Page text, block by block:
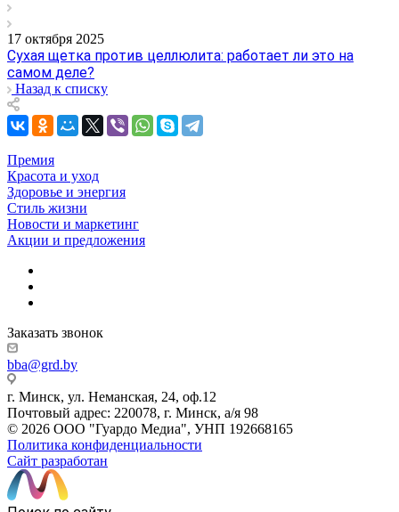
17 октября 2025
Сухая щетка против целлюлита: работает ли это на
самом деле?
Назад к списку
Премия
Красота и уход
Здоровье и энергия
Стиль жизни
Новости и маркетинг
Акции и предложения
Заказать звонок
bba@grd.by
г. Минск, ул. Неманская, 24, оф.12
Почтовый адрес: 220078, г. Минск, а/я 98
© 2026 ООО "Гуардо Медиа", УНП 192668165
Политика конфиденциальности
Сайт разработан